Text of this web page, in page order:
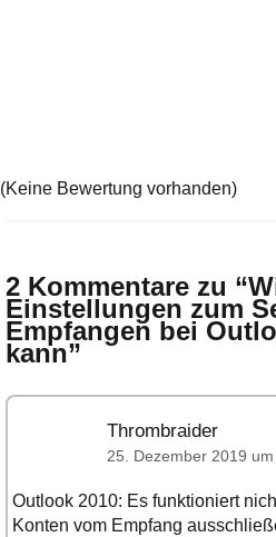
(Keine Bewertung vorhanden)
2 Kommentare zu “
Einstellungen zum
Empfangen bei
kann”
Thrombraider
25. Dezember 2019
Outlook 2010: Es funktioniert
Konten vom Empfang